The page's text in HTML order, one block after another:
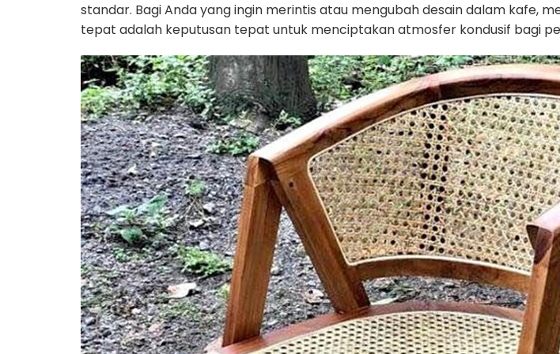
standar. Bagi Anda yang ingin merintis atau mengubah desain dalam kafe,
tepat adalah keputusan tepat untuk menciptakan atmosfer kondusif bagi